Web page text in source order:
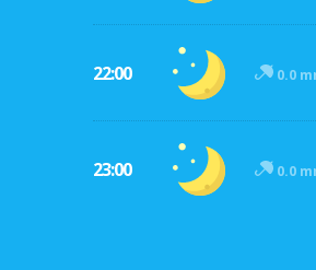
22:00 0.0
23:00 0.0